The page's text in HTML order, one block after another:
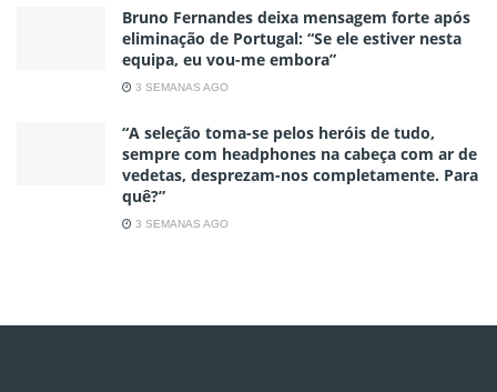
Bruno Fernandes deixa mensagem forte após
eliminação de Portugal: “Se ele estiver nesta
equipa, eu vou-me embora”
3 SEMANAS AGO
“A seleção toma-se pelos heróis de tudo,
sempre com headphones na cabeça com ar de
vedetas, desprezam-nos completamente. Para
quê?”
3 SEMANAS AGO